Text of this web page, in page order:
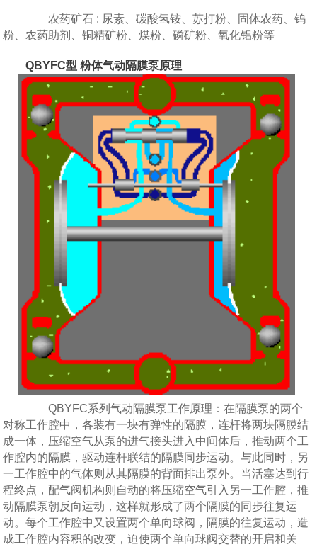
农药矿石 : 尿素、碳酸氢铵、苏打粉、固体农药、钨
粉、农药助剂、铜精矿粉、煤粉、磷矿粉、氧化铝粉等
QBYFC型 粉体气动隔膜泵原理
QBYFC系列气动隔膜泵工作原理：在隔膜泵的两个
对称工作腔中，各装有一块有弹性的隔膜，连杆将两块隔膜结
成一体，压缩空气从泵的进气接头进入中间体后，推动两个工
作腔内的隔膜，驱动连杆联结的隔膜同步运动。与此同时，另
一工作腔中的气体则从其隔膜的背面排出泵外。当活塞达到行
程终点，配气阀机构则自动的将压缩空气引入另一工作腔，推
动隔膜泵朝反向运动，这样就形成了两个隔膜的同步往复运
动。每个工作腔中又设置两个单向球阀，隔膜的往复运动，造
成工作腔内容积的改变，迫使两个单向球阀交替的开启和关